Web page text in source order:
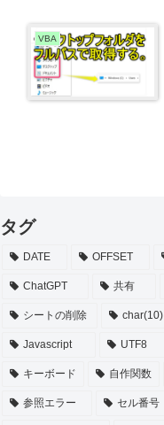
VBA
タグ
DATE OFFSET
ChatGPT 共有
シートの削除 char(10)
Javascript UTF8
キーボード 自作関数
参照エラー セル番号